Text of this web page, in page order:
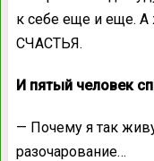
к себе еще и еще.
СЧАСТЬЯ.
И пятый человек
— Почему я так
разочарование…